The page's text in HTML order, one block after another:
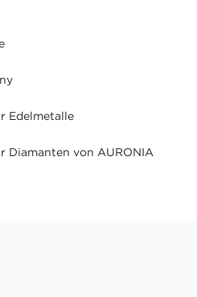
Edelmetalle
Diamanten von AURONIA